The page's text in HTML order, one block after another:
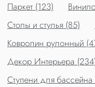
Паркет (123)
Столы и стулья (85)
Ковролин рулонный
Декор Интерьера
Ступени для